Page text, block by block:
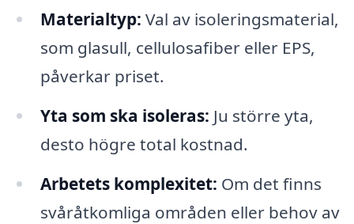
Materialtyp: Val av isoleringsmaterial,
som glasull, cellulosafiber eller EPS,
påverkar priset.
Yta som ska isoleras: Ju större yta,
desto högre total kostnad.
Arbetets komplexitet: Om det finns
svåråtkomliga områden eller behov av